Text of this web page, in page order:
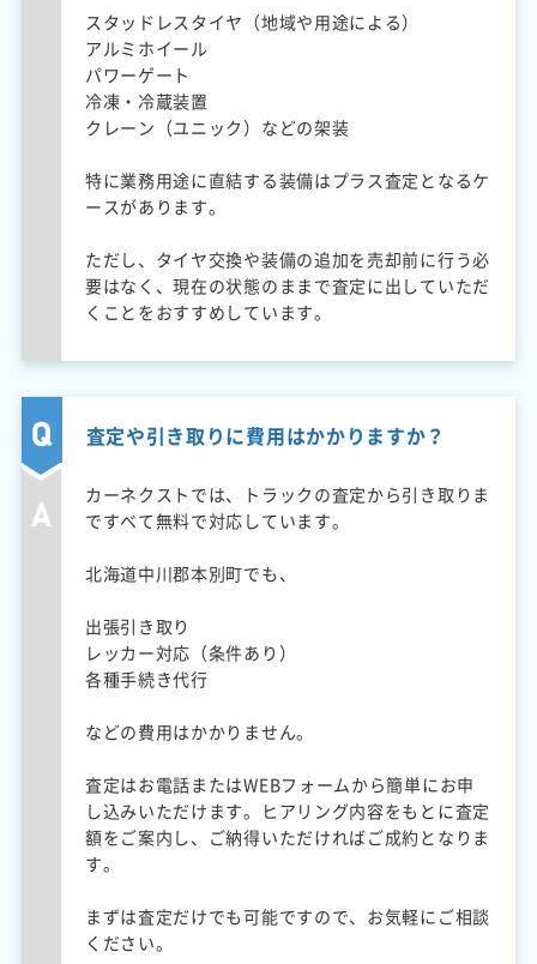
スタッドレスタイヤ（地域や用途による）
アルミホイール
パワーゲート
冷凍・冷蔵装置
クレーン（ユニック）などの架装
特に業務用途に直結する装備はプラス査定となるケ
ースがあります。
ただし、タイヤ交換や装備の追加を売却前に行う必
要はなく、現在の状態のままで査定に出していただ
くことをおすすめしています。
査定や引き取りに費用はかかりますか？
カーネクストでは、トラックの査定から引き取りま
ですべて無料で対応しています。
北海道中川郡本別町でも、
出張引き取り
レッカー対応（条件あり）
各種手続き代行
などの費用はかかりません。
査定はお電話またはWEBフォームから簡単にお申
し込みいただけます。ヒアリング内容をもとに査定
額をご案内し、ご納得いただければご成約となりま
す。
まずは査定だけでも可能ですので、お気軽にご相談
ください。